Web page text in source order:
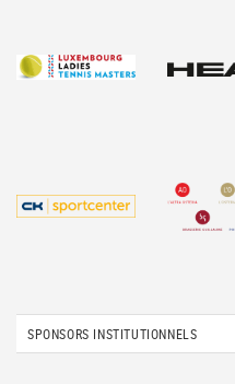
SPONSORS INSTITUTIONNELS